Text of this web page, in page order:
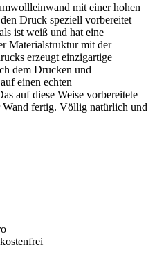
mit einer hohen
Druck speziell vorbereitet
ist weiß und hat eine
Materialstruktur mit der
erzeugt einzigartige
dem Drucken und
einen echten
auf diese Weise vorbereitete
fertig. Völlig natürlich und